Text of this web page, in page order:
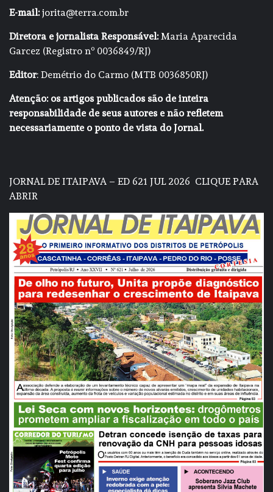
E-mail:jorita@terra.com.br
Diretora e jornalista Responsável:Maria Aparecida
Garcez (Registro nº 0036849/RJ)
Editor: Demétrio do Carmo (MTB 0036850RJ)
Atenção: os artigos publicados são de inteira
responsabilidade de seus autores e não refletem
necessariamente o ponto de vista do Jornal.
JORNAL DE ITAIPAVA – ED 621 JUL 2026 CLIQUE PARA
ABRIR